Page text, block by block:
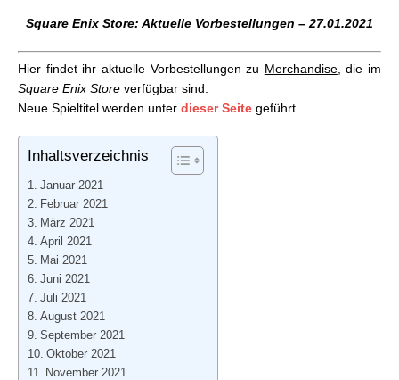
Square Enix Store: Aktuelle Vorbestellungen –
27.01.2021
Square Enix Store: Aktuelle Vorbestellungen –
05.02.2021
Square Enix Store: Aktuelle Vorbestellungen –
12.02.2021
Square Enix Store: Aktuelle Vorbestellungen –
19.02.2021
Square Enix Store: Aktuelle Vorbestellungen –
26.02.2021
Square Enix Store: Aktuelle Vorbestellungen –
05.03.2021
Square Enix Store: Aktuelle Vorbestellungen –
12.03.2021
Square Enix Store: Aktuelle Vorbestellungen –
19.03.2021
Square Enix Store: Aktuelle Vorbestellungen –
26.03.2021
Square Enix Store: Aktuelle Vorbestellungen –
Square Enix Store: Aktuelle Vorbestellungen – 27.01.2021
Hier findet ihr aktuelle Vorbestellungen zu Merchandise, die im
Square Enix Store verfügbar sind.
Neue Spieltitel werden unter dieser Seite geführt.
Inhaltsverzeichnis
Januar 2021
Februar 2021
März 2021
April 2021
Mai 2021
Juni 2021
Juli 2021
August 2021
September 2021
Oktober 2021
November 2021